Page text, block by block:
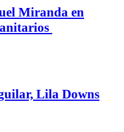
Miranda en
Lila Downs